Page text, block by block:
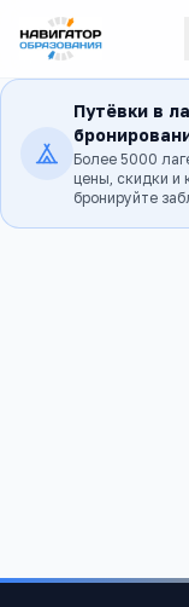
Путёвки в
Более 5000
цены, скидки и
бронируйте